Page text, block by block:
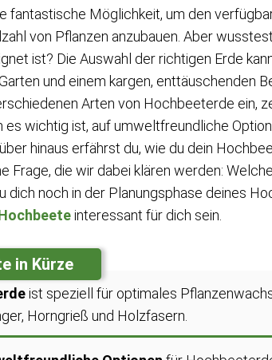
fantastische Möglichkeit, um den
von Pflanzen anzubauen. Aber
ist? Die Auswahl der richtigen Erde
und einem kargen, enttäuschenden
Arten von Hochbeeterde ein,
es wichtig ist, auf umweltfreundliche
hinaus erfährst du, wie du dein
Frage, die wir dabei klären werden:
dich noch in der Planungsphase deines
interessant für dich sein.
in Kürze
ist speziell für optimales
Horngrieß und Holzfasern.